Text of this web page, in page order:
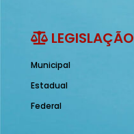
LEGISLAÇÃO
Municipal
Estadual
Federal